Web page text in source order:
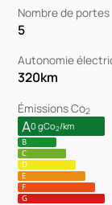
Nombre de portes
5
Autonomie
320km
Émissions Co2
A0 gCo2/km
B
C
D
E
F
G